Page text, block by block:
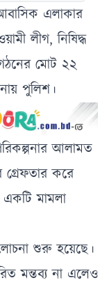
এলাকার
লীগ, নিষিদ্ধ
মোট ২২
পুলিশ।
আলামত
গ্রেফতার করে
একটি মামলা
শুরু হয়েছে।
মন্তব্য না এলেও